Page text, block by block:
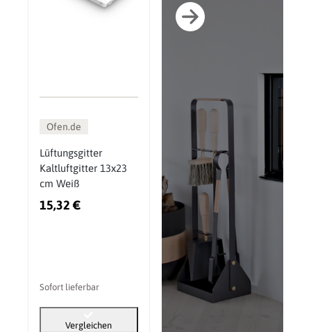
Ofen.de
Lüftungsgitter
Kaltluftgitter 13x23
cm Weiß
15,32 €
Sofort lieferbar
Vergleichen